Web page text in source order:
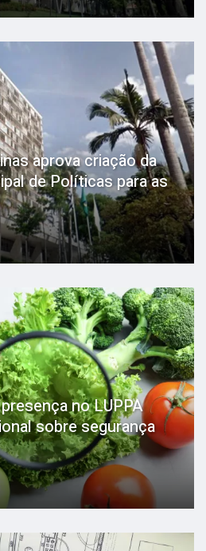
aprova criação da
de Políticas para as
no LUPPA
sobre segurança